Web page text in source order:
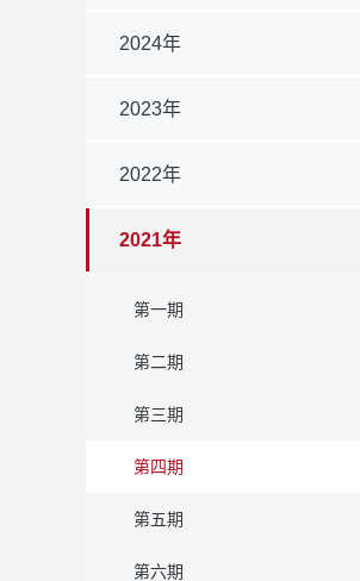
2024年
2023年
2022年
2021年
第一期
第二期
第三期
第四期
第五期
第六期